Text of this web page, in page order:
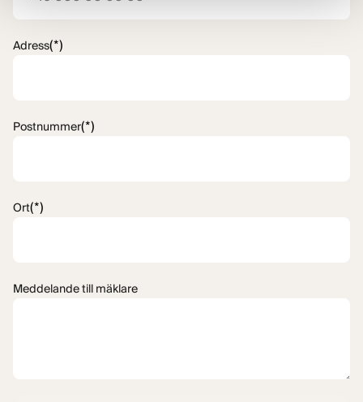
Adress(*)
Postnummer(*)
Ort(*)
Meddelande till mäklare